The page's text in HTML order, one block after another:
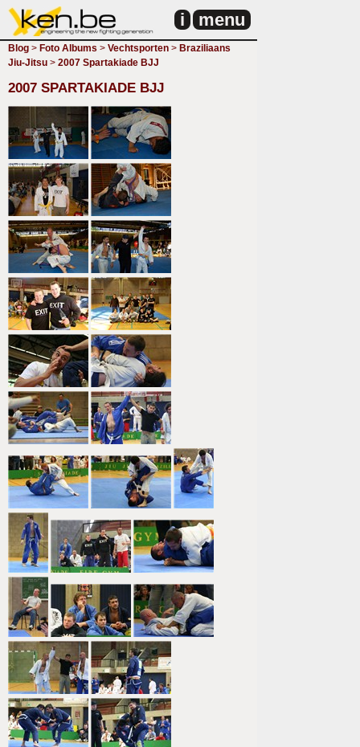
i menu
Blog > Foto Albums > Vechtsporten > Braziliaans
Jiu-Jitsu > 2007 Spartakiade BJJ
2007 SPARTAKIADE BJJ